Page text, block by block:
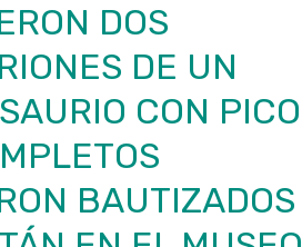
DOS
DE UN
CON PICO
BAUTIZADOS